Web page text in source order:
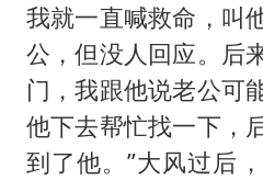
我就一直喊救命，叫
公，但没人回应。后
门，我跟他说老公可
他下去帮忙找一下，
到了他。”大风过后